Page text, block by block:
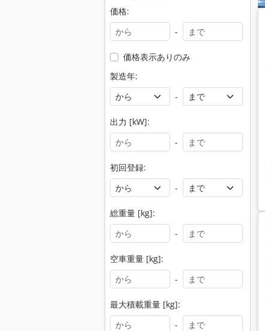
価格:
-
価格表示ありのみ
製造年:
-
出力 [kW]:
-
初回登録:
-
総重量 [kg]:
-
空車重量 [kg]:
-
最大積載重量 [kg]:
-